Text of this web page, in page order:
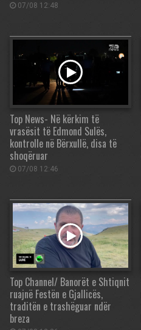
07/08 12:48
Top News- Në kërkim të
vrasësit të Edmond Sulës,
kontrolle në Bërxullë, disa të
shoqëruar
07/08 12:46
Top Channel/ Banorët e Shtiqnit
ruajnë Festën e Gjallicës,
traditën e trashëguar ndër
breza